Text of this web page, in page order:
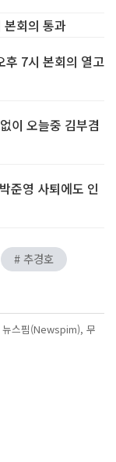
회의 통과
후 7시 본회의 열고
이 오늘중 김부겸
준영 사퇴에도 인
# 추경호
뉴스핌(Newspim), 무